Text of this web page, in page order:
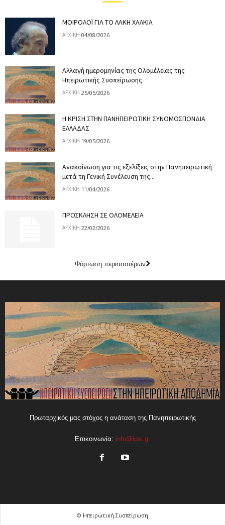
ΜΟΙΡΟΛΟΪ ΓΙΑ ΤΟ ΛΑΚΗ ΧΑΛΚΙΑ
ΑΡΧΙΚΉ 04/08/2026
Αλλαγή ημερομηνίας της Ολομέλειας της
Ηπειρωτικής Συσπείρωσης
ΑΡΧΙΚΉ 25/05/2026
Η ΚΡΙΣΗ ΣΤΗΝ ΠΑΝΗΠΕΙΡΩΤΙΚΗ ΣΥΝΟΜΟΣΠΟΝΔΙΑ
ΕΛΛΑΔΑΣ
ΑΡΧΙΚΉ 19/05/2026
Ανακοίνωση για τις εξελίξεις στην Πανηπειρωτική
μετά τη Γενική Συνέλευση της...
ΑΡΧΙΚΉ 11/04/2026
ΠΡΟΣΚΛΗΣΗ ΣΕ ΟΛΟΜΕΛΕΙΑ
ΑΡΧΙΚΉ 22/02/2026
Φόρτωση περισσοτέρων
Πρωταρχικός μας στόχος η ανάταση της Πανηπειρωτικής
Επικοινωνία: info@ipsi.gr
© Ηπειρωτική Συσπείρωση